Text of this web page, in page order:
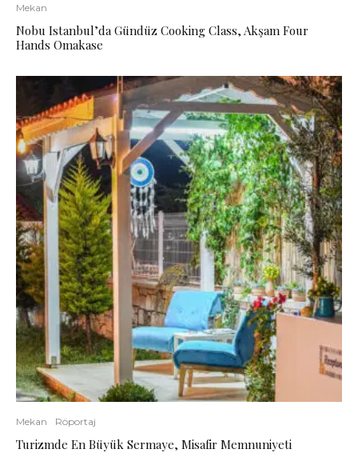
Mekan
Nobu Istanbul’da Gündüz Cooking Class, Akşam Four
Hands Omakase
Mekan Röportaj
Turizmde En Büyük Sermaye, Misafir Memnuniyeti